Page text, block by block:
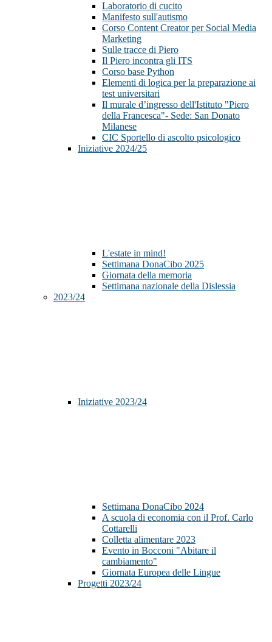
Laboratorio di cucito
Manifesto sull'autismo
Corso Content Creator per Social Media
Marketing
Sulle tracce di Piero
Il Piero incontra gli ITS
Corso base Python
Elementi di logica per la preparazione ai
test universitari
Il murale d’ingresso dell'Istituto "Piero
della Francesca"- Sede: San Donato
Milanese
CIC Sportello di ascolto psicologico
Iniziative 2024/25
L'estate in mind!
Settimana DonaCibo 2025
Giornata della memoria
Settimana nazionale della Dislessia
2023/24
Iniziative 2023/24
Settimana DonaCibo 2024
A scuola di economia con il Prof. Carlo
Cottarelli
Colletta alimentare 2023
Evento in Bocconi "Abitare il
cambiamento"
Giornata Europea delle Lingue
Progetti 2023/24